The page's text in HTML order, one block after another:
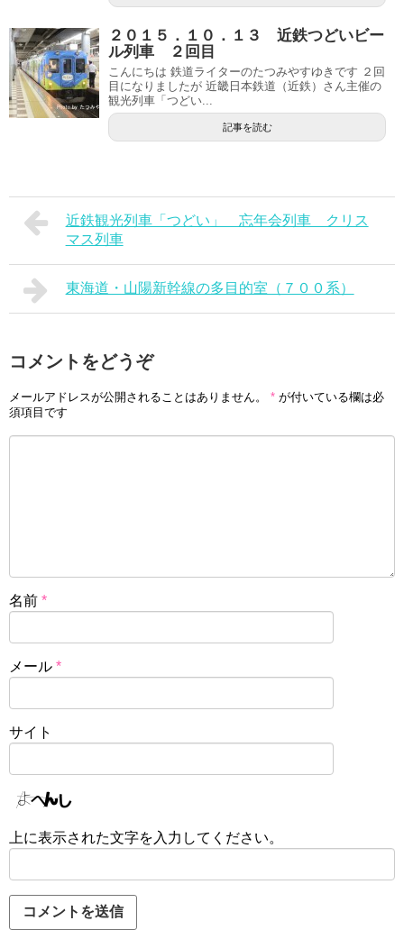
２０１５．１０．１３ 近鉄つどいビー
ル列車 ２回目
こんにちは 鉄道ライターのたつみやすゆきです ２回
目になりましたが 近畿日本鉄道（近鉄）さん主催の
観光列車「つどい...
記事を読む
近鉄観光列車「つどい」 忘年会列車 クリス
マス列車
東海道・山陽新幹線の多目的室（７００系）
コメントをどうぞ
メールアドレスが公開されることはありません。 * が付いている欄は必
須項目です
名前 *
メール *
サイト
上に表示された文字を入力してください。